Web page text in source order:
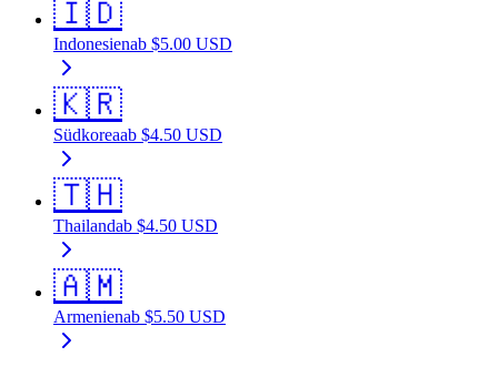
🇮🇩
Indonesienab $5.00 USD
🇰🇷
Südkoreaab $4.50 USD
🇹🇭
Thailandab $4.50 USD
🇦🇲
Armenienab $5.50 USD